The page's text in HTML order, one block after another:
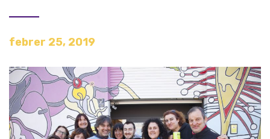
febrer 25, 2019